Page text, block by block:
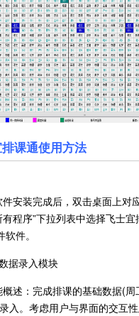
课通使用方法
安装完成后，双击桌面上对
有程序”下拉列表中选择飞士
件。
录入模块
述：完成排课的基础数据(周
入。考虑用户与界面的交互